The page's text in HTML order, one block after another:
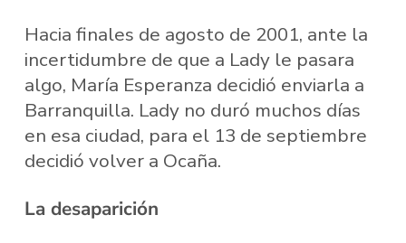
Hacia finales de agosto de 2001, ante la
incertidumbre de que a Lady le pasara
algo, María Esperanza decidió enviarla a
Barranquilla. Lady no duró muchos días
en esa ciudad, para el 13 de septiembre
decidió volver a Ocaña.
La desaparición